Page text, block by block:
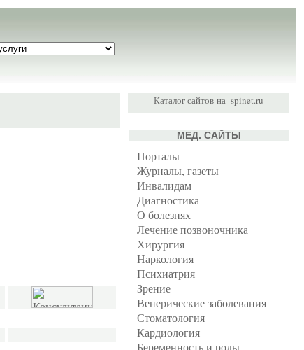
Каталог сайтов на spinet.ru
МЕД. САЙТЫ
Порталы
Журналы, газеты
Инвалидам
Диагностика
О болезнях
Лечение позвоночника
Хирургия
Наркология
Психиатрия
Зрение
Венерические заболевания
Стоматология
Кардиология
Беременность и роды